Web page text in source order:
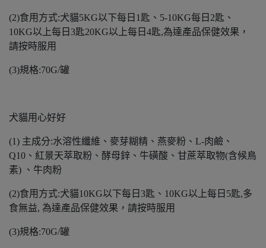
(2)食用方式:犬貓5KG以下每日1匙、5-10KG每日2匙、
10KG以上每日3匙20KG以上每日4匙,為達產品保健效果，
請按時服用
(3)規格:70G/罐
犬貓用心好好
(1) 主成分:水溶性纖維、麥芽糊精、燕麥粉、L-肉鹼、
Q10、紅景天萃取粉、酵母鋅、牛磺酸、甘蔗萃取物(含候鳥
素) 、牛肉粉
(2)食用方式:犬貓10KG以下每日3匙、10KG以上每日5匙,多
食無益, 為達產品保健效果，請按時服用
(3)規格:70G/罐